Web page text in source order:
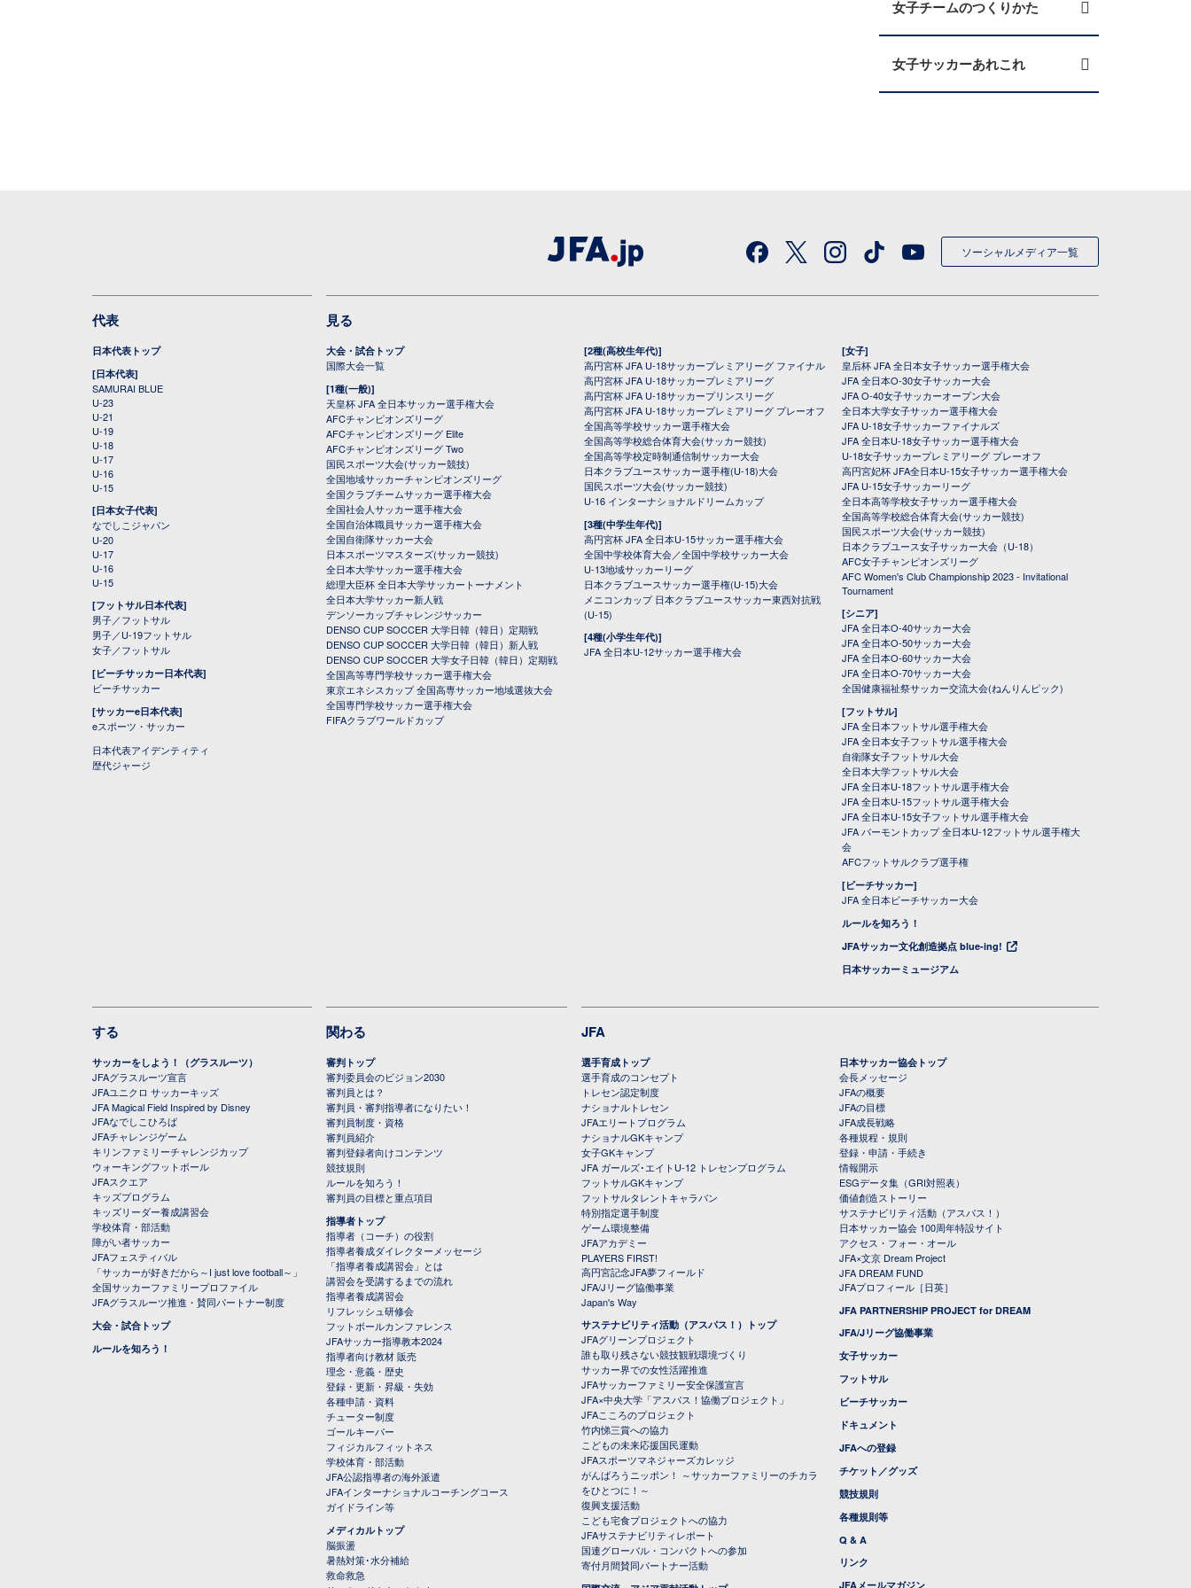
女子チームのつくりかた
女子サッカーあれこれ
ソーシャルメディア一覧
代表
日本代表トップ
[日本代表]
SAMURAI BLUE
U-23
U-21
U-19
U-18
U-17
U-16
U-15
[日本女子代表]
なでしこジャパン
U-20
U-17
U-16
U-15
[フットサル日本代表]
男子／フットサル
男子／U-19フットサル
女子／フットサル
[ビーチサッカー日本代表]
ビーチサッカー
[サッカーe日本代表]
eスポーツ・サッカー
日本代表アイデンティティ
歴代ジャージ
見る
大会・試合トップ
国際大会一覧
[1種(一般)]
天皇杯 JFA 全日本サッカー選手権大会
AFCチャンピオンズリーグ
AFCチャンピオンズリーグ Elite
AFCチャンピオンズリーグ Two
国民スポーツ大会(サッカー競技)
全国地域サッカーチャンピオンズリーグ
全国クラブチームサッカー選手権大会
全国社会人サッカー選手権大会
全国自治体職員サッカー選手権大会
全国自衛隊サッカー大会
日本スポーツマスターズ(サッカー競技)
全日本大学サッカー選手権大会
総理大臣杯 全日本大学サッカートーナメント
全日本大学サッカー新人戦
デンソーカップチャレンジサッカー
DENSO CUP SOCCER 大学日韓（韓日）定期戦
DENSO CUP SOCCER 大学日韓（韓日）新人戦
DENSO CUP SOCCER 大学女子日韓（韓日）定期戦
全国高等専門学校サッカー選手権大会
東京エネシスカップ 全国高専サッカー地域選抜大会
全国専門学校サッカー選手権大会
FIFAクラブワールドカップ
[2種(高校生年代)]
高円宮杯 JFA U-18サッカープレミアリーグ ファイナル
高円宮杯 JFA U-18サッカープレミアリーグ
高円宮杯 JFA U-18サッカープリンスリーグ
高円宮杯 JFA U-18サッカープレミアリーグ プレーオフ
全国高等学校サッカー選手権大会
全国高等学校総合体育大会(サッカー競技)
全国高等学校定時制通信制サッカー大会
日本クラブユースサッカー選手権(U-18)大会
国民スポーツ大会(サッカー競技)
U-16 インターナショナルドリームカップ
[3種(中学生年代)]
高円宮杯 JFA 全日本U-15サッカー選手権大会
全国中学校体育大会／全国中学校サッカー大会
U-13地域サッカーリーグ
日本クラブユースサッカー選手権(U-15)大会
メニコンカップ 日本クラブユースサッカー東西対抗戦
(U-15)
[4種(小学生年代)]
JFA 全日本U-12サッカー選手権大会
[女子]
皇后杯 JFA 全日本女子サッカー選手権大会
JFA 全日本O-30女子サッカー大会
JFA O-40女子サッカーオープン大会
全日本大学女子サッカー選手権大会
JFA U-18女子サッカーファイナルズ
JFA 全日本U-18女子サッカー選手権大会
U-18女子サッカープレミアリーグ プレーオフ
高円宮妃杯 JFA全日本U-15女子サッカー選手権大会
JFA U-15女子サッカーリーグ
全日本高等学校女子サッカー選手権大会
全国高等学校総合体育大会(サッカー競技)
国民スポーツ大会(サッカー競技)
日本クラブユース女子サッカー大会（U-18）
AFC女子チャンピオンズリーグ
AFC Women's Club Championship 2023 - Invitational
Tournament
[シニア]
JFA 全日本O-40サッカー大会
JFA 全日本O-50サッカー大会
JFA 全日本O-60サッカー大会
JFA 全日本O-70サッカー大会
全国健康福祉祭サッカー交流大会(ねんりんピック)
[フットサル]
JFA 全日本フットサル選手権大会
JFA 全日本女子フットサル選手権大会
自衛隊女子フットサル大会
全日本大学フットサル大会
JFA 全日本U-18フットサル選手権大会
JFA 全日本U-15フットサル選手権大会
JFA 全日本U-15女子フットサル選手権大会
JFA バーモントカップ 全日本U-12フットサル選手権大
会
AFCフットサルクラブ選手権
[ビーチサッカー]
JFA 全日本ビーチサッカー大会
ルールを知ろう！
JFAサッカー文化創造拠点 blue-ing!
日本サッカーミュージアム
する
サッカーをしよう！（グラスルーツ）
JFAグラスルーツ宣言
JFAユニクロ サッカーキッズ
JFA Magical Field Inspired by Disney
JFAなでしこひろば
JFAチャレンジゲーム
キリンファミリーチャレンジカップ
ウォーキングフットボール
JFAスクエア
キッズプログラム
キッズリーダー養成講習会
学校体育・部活動
障がい者サッカー
JFAフェスティバル
「サッカーが好きだから～I just love football～」
全国サッカーファミリープロファイル
JFAグラスルーツ推進・賛同パートナー制度
大会・試合トップ
ルールを知ろう！
関わる
審判トップ
審判委員会のビジョン2030
審判員とは？
審判員・審判指導者になりたい！
審判員制度・資格
審判員紹介
審判登録者向けコンテンツ
競技規則
ルールを知ろう！
審判員の目標と重点項目
指導者トップ
指導者（コーチ）の役割
指導者養成ダイレクターメッセージ
「指導者養成講習会」とは
講習会を受講するまでの流れ
指導者養成講習会
リフレッシュ研修会
フットボールカンファレンス
JFAサッカー指導教本2024
指導者向け教材 販売
理念・意義・歴史
登録・更新・昇級・失効
各種申請・資料
チューター制度
ゴールキーパー
フィジカルフィットネス
学校体育・部活動
JFA公認指導者の海外派遣
JFAインターナショナルコーチングコース
ガイドライン等
メディカルトップ
脳振盪
暑熱対策･水分補給
救命救急
JFA
選手育成トップ
選手育成のコンセプト
トレセン認定制度
ナショナルトレセン
JFAエリートプログラム
ナショナルGKキャンプ
女子GKキャンプ
JFA ガールズ･エイトU-12 トレセンプログラム
フットサルGKキャンプ
フットサルタレントキャラバン
特別指定選手制度
ゲーム環境整備
JFAアカデミー
PLAYERS FIRST!
高円宮記念JFA夢フィールド
JFA/Jリーグ協働事業
Japan's Way
サステナビリティ活動（アスパス！）トップ
JFAグリーンプロジェクト
誰も取り残さない競技観戦環境づくり
サッカー界での女性活躍推進
JFAサッカーファミリー安全保護宣言
JFA×中央大学「アスパス！協働プロジェクト」
JFAこころのプロジェクト
竹内悌三賞への協力
こどもの未来応援国民運動
JFAスポーツマネジャーズカレッジ
がんばろうニッポン！ ～サッカーファミリーのチカラ
をひとつに！～
復興支援活動
こども宅食プロジェクトへの協力
JFAサステナビリティレポート
国連グローバル・コンパクトへの参加
寄付月間賛同パートナー活動
日本サッカー協会トップ
会長メッセージ
JFAの概要
JFAの目標
JFA成長戦略
各種規程・規則
登録・申請・手続き
情報開示
ESGデータ集（GRI対照表）
価値創造ストーリー
サステナビリティ活動（アスパス！）
日本サッカー協会 100周年特設サイト
アクセス・フォー・オール
JFA×文京 Dream Project
JFA DREAM FUND
JFAプロフィール［日英］
JFA PARTNERSHIP PROJECT for DREAM
JFA/Jリーグ協働事業
女子サッカー
フットサル
ビーチサッカー
ドキュメント
JFAへの登録
チケット／グッズ
競技規則
各種規則等
Q & A
リンク
JFAメールマガジン